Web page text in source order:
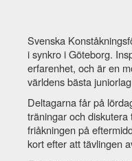
Svenska
i synkro i Göteborg.
erfarenhet, och är en
världens bästa
Deltagarna får på
träningar och
friåkningen på
kort efter att tävlingen